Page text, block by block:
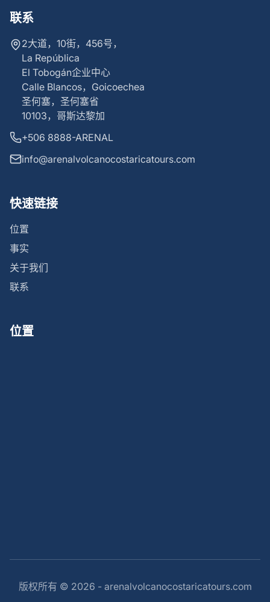
联系
2大道，10街，456号，
La República
El Tobogán企业中心
Calle Blancos，Goicoechea
圣何塞，圣何塞省
10103，哥斯达黎加
+506 8888-ARENAL
info@arenalvolcanocostaricatours.com
快速链接
位置
事实
关于我们
联系
位置
版权所有 © 2026 - arenalvolcanocostaricatours.com